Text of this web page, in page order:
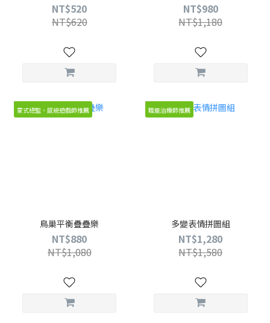
NT$520
NT$620
NT$980
NT$1,180
蒙式總監、感統遊戲師推薦
鳥巢平衡疊疊樂
NT$880
NT$1,080
職能治療師推薦
多變表情拼圖組
NT$1,280
NT$1,580